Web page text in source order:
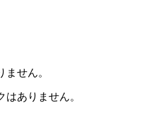
せん。
ありません。